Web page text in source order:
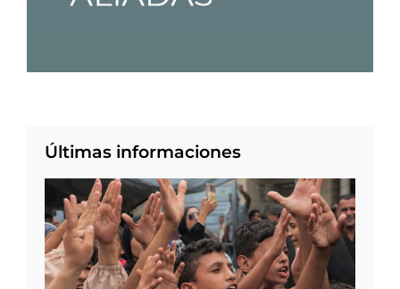
Últimas informaciones